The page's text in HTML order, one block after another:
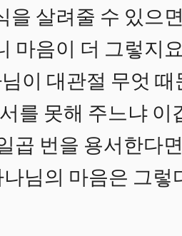
살려줄 수 있으
마음이 더 그렇지
이 대관절 무엇
를 못해 주느냐 이
곱 번을 용서한다
님의 마음은 그렇